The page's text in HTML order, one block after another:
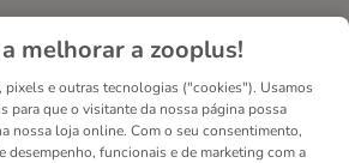
melhorar a zooplus!
e outras tecnologias ("cookies"). Usamos
para que o visitante da nossa página possa
nossa loja online. Com o seu consentimento,
desempenho, funcionais e de marketing com a